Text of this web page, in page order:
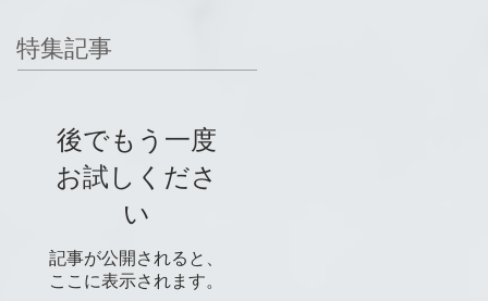
特集記事
後でもう一度
お試しくださ
い
記事が公開されると、
ここに表示されます。